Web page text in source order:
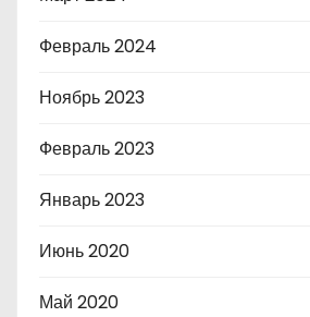
Февраль 2024
Ноябрь 2023
Февраль 2023
Январь 2023
Июнь 2020
Май 2020